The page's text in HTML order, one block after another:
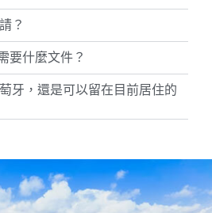
？
要什麼文件？
牙，還是可以留在目前居住的